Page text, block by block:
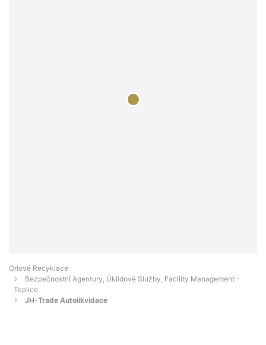
Orlové Recyklace
Bezpečnostní Agentury, Úklidové Služby, Facility Management -
Teplice
JH-Trade Autolikvidace